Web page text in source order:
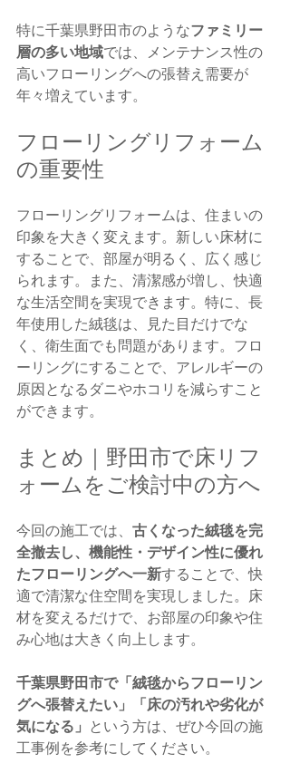
特に千葉県野田市のようなファミリー
層の多い地域では、メンテナンス性の
高いフローリングへの張替え需要が
年々増えています。
フローリングリフォーム
の重要性
フローリングリフォームは、住まいの
印象を大きく変えます。新しい床材に
することで、部屋が明るく、広く感じ
られます。また、清潔感が増し、快適
な生活空間を実現できます。特に、長
年使用した絨毯は、見た目だけでな
く、衛生面でも問題があります。フロ
ーリングにすることで、アレルギーの
原因となるダニやホコリを減らすこと
ができます。
まとめ｜野田市で床リフ
ォームをご検討中の方へ
今回の施工では、 古くなった絨毯を完
全撤去し、機能性・デザイン性に優れ
たフローリングへ一新することで、快
適で清潔な住空間を実現しました。床
材を変えるだけで、お部屋の印象や住
み心地は大きく向上します。
千葉県野田市で「絨毯からフローリン
グへ張替えたい」「床の汚れや劣化が
気になる」
という方は、ぜひ今回の施
工事例を参考にしてください。